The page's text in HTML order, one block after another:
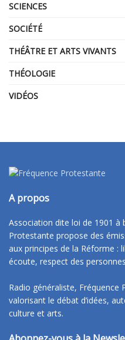
SCIENCES
SOCIÉTÉ
THÉÂTRE ET ARTS VIVANTS
THÉOLOGIE
VIDÉOS
A propos
Association dite loi de 1901 à
Protestante propose des
aux principes de la Réforme :
écoute, respect des
Radio généraliste,
valorisant le débat d’idées,
culture et arts.